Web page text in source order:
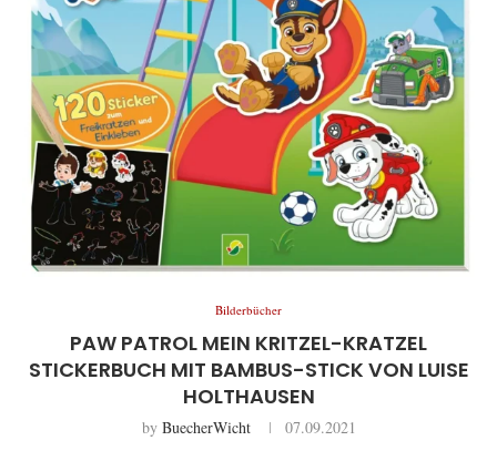
Bilderbücher
PAW PATROL MEIN KRITZEL-KRATZEL
STICKERBUCH MIT BAMBUS-STICK VON LUISE
HOLTHAUSEN
by BuecherWicht 07.09.2021